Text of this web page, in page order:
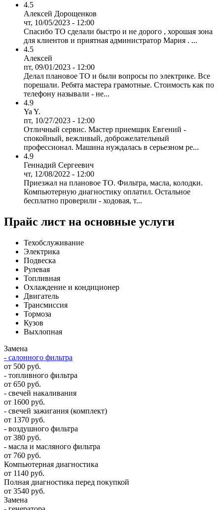
4.5
Алексей Дорощенков
чт, 10/05/2023 - 12:00
Спасибо ТО сделали быстро и не дорого , хорошая зона
для клиентов и приятная администратор Мария . ...
4.5
Алексей
пт, 09/01/2023 - 12:00
Делал плановое ТО и были вопросы по электрике. Все
порешали. Ребята мастера грамотные. Стоимость как по
телефону называли - не...
4.9
Ya Y.
пт, 10/27/2023 - 12:00
Отличный сервис. Мастер приемщик Евгений -
спокойный, вежливый, доброжелательный
профессионал. Машина нуждалась в серьезном ре...
4.9
Геннадий Сергеевич
чт, 12/08/2022 - 12:00
Приезжал на плановое ТО. Фильтра, масла, колодки.
Компьютерную диагностику оплатил. Остальное
бесплатно проверили - ходовая, т...
Прайс лист на основные услуги
Техобслуживание
Электрика
Подвеска
Рулевая
Топливная
Охлаждение и кондиционер
Двигатель
Трансмиссия
Тормоза
Кузов
Выхлопная
Замена
- салонного фильтра
от 500 руб.
- топливного фильтра
от 650 руб.
- свечей накаливания
от 1600 руб.
- свечей зажигания (комплект)
от 1370 руб.
- воздушного фильтра
от 380 руб.
- масла и масляного фильтра
от 760 руб.
Компьютерная диагностика
от 1140 руб.
Полная диагностика перед покупкой
от 3540 руб.
Замена